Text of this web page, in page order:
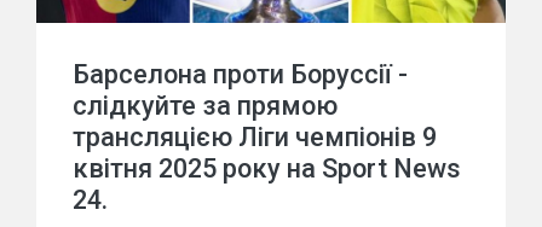
Барселона проти Боруссії -
слідкуйте за прямою
трансляцією Ліги чемпіонів 9
квітня 2025 року на Sport News
24.